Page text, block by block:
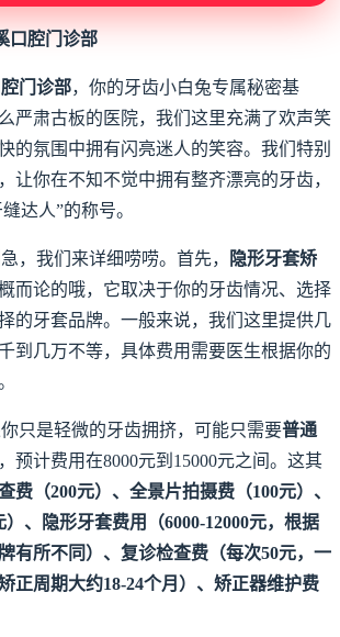
口腔门诊部
门诊部，你的牙齿小白兔专属秘密基
严肃古板的医院，我们这里充满了欢声笑
的氛围中拥有闪亮迷人的笑容。我们特别
，让你在不知不觉中拥有整齐漂亮的牙齿，
达人”的称号。
，我们来详细唠唠。首先，
隐形牙套矫
而论的哦，它取决于你的牙齿情况、选择
的牙套品牌。一般来说，我们这里提供几
到几万不等，具体费用需要医生根据你的
只是轻微的牙齿拥挤，可能只需要普通
，预计费用在8000元到15000元之间。这其
费（200元）、全景片拍摄费（100元）、
、隐形牙套费用（6000-12000元，根据
有所不同）、复诊检查费（每次50元，一
正周期大约18-24个月）、矫正器维护费